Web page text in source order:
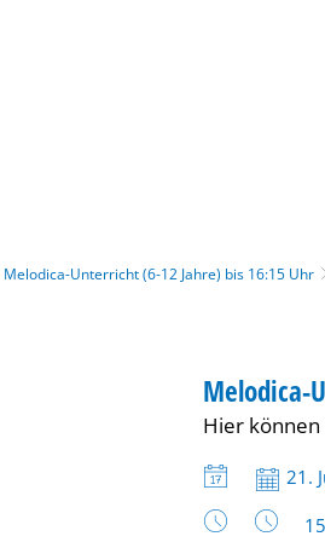
Melodica-Unterricht (6-12 Jahre) bis 16:15 Uhr
KATEGORIE:
Melodica-
Hier
Datum:
21.